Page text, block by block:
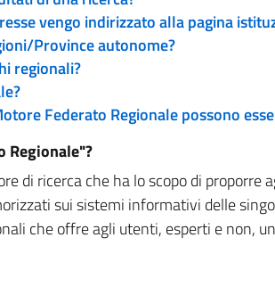
vengo indirizzato alla pagina
Province autonome?
regionali?
Federato Regionale possono
Regionale"?
di ricerca che ha lo scopo di
sui sistemi informativi delle
che offre agli utenti, esperti e non,